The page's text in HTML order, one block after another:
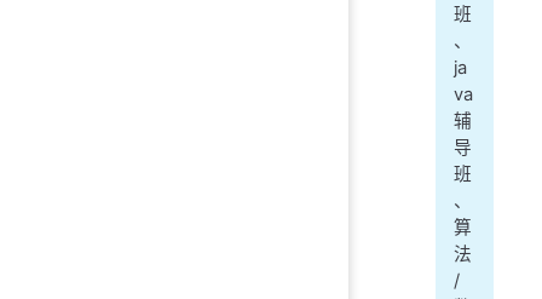
班
、
ja
va
辅
导
班
、
算
法
/